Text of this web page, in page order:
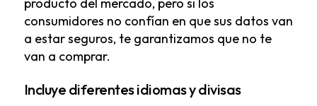
producto del mercado, pero si los
consumidores no confían en que sus datos van
a estar seguros, te garantizamos que no te
van a comprar.
Incluye diferentes idiomas y divisas